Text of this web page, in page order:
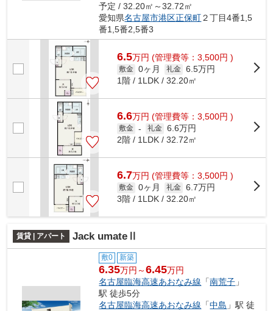
予定 / 32.20㎡～32.72㎡
愛知県名古屋市港区正保町２丁目4番1,5
番1,5番2,5番3
6.5万円 (管理費等：3,500円 )
敷金 0ヶ月 礼金 6.5万円
1階 / 1LDK / 32.20㎡
6.6万円 (管理費等：3,500円 )
敷金 - 礼金 6.6万円
2階 / 1LDK / 32.72㎡
6.7万円 (管理費等：3,500円 )
敷金 0ヶ月 礼金 6.7万円
3階 / 1LDK / 32.20㎡
賃貸 | アパート Jack umateⅡ
敷0 新築
6.35万円～6.45万円
名古屋臨海高速あおなみ線 「南荒子 」
駅 徒歩5分
名古屋臨海高速あおなみ線 「中島 」駅 徒